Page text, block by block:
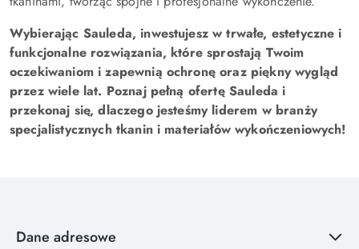
Wybierając Sauleda, inwestujesz w trwałe, estetyczne i
funkcjonalne rozwiązania, które sprostają Twoim
oczekiwaniom i zapewnią ochronę oraz piękny wygląd
przez wiele lat. Poznaj pełną ofertę Sauleda i
przekonaj się, dlaczego jesteśmy liderem w branży
specjalistycznych tkanin i materiałów wykończeniowych!
Dane adresowe